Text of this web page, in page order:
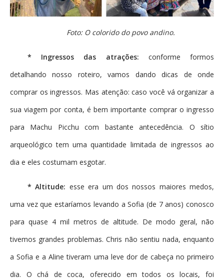
Foto: O colorido do povo andino.
* Ingressos das atrações: conforme formos
detalhando nosso roteiro, vamos dando dicas de onde
comprar os ingressos. Mas atenção: caso você vá organizar a
sua viagem por conta, é bem importante comprar o ingresso
para Machu Picchu com bastante antecedência. O sítio
arqueológico tem uma quantidade limitada de ingressos ao
dia e eles costumam esgotar.
* Altitude: esse era um dos nossos maiores medos,
uma vez que estaríamos levando a Sofia (de 7 anos) conosco
para quase 4 mil metros de altitude. De modo geral, não
tivemos grandes problemas. Chris não sentiu nada, enquanto
a Sofia e a Aline tiveram uma leve dor de cabeça no primeiro
dia. O chá de coca, oferecido em todos os locais, foi